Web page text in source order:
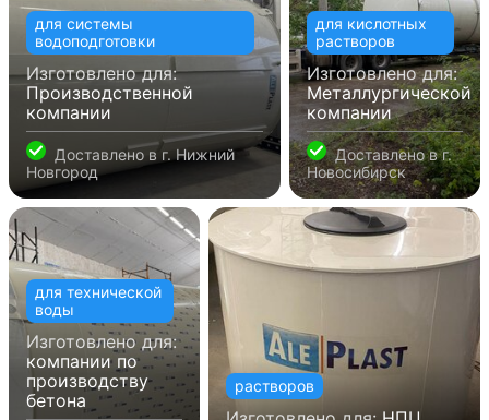
для системы
водоподготовки
Изготовлено для:
Производственной
компании
Доставлено в г. Нижний
Новгород
для кислотных
растворов
Изготовлено для:
Металлургической
компании
Доставлено вг.
Новосибирск
для технической
воды
Изготовлено для:
компании по
производству
бетона
растворов